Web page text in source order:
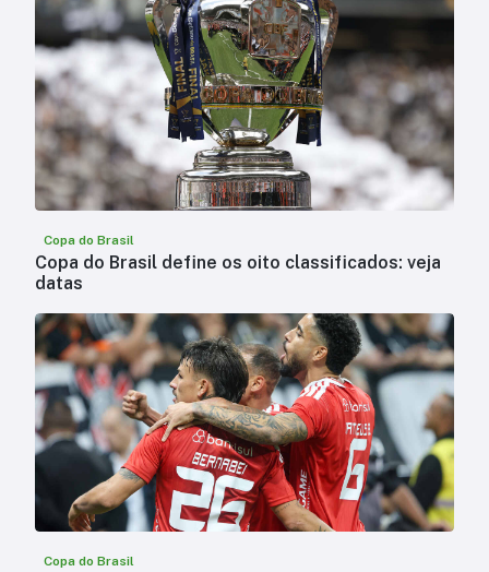
Copa do Brasil
Copa do Brasil define os oito classificados: veja
datas
Copa do Brasil